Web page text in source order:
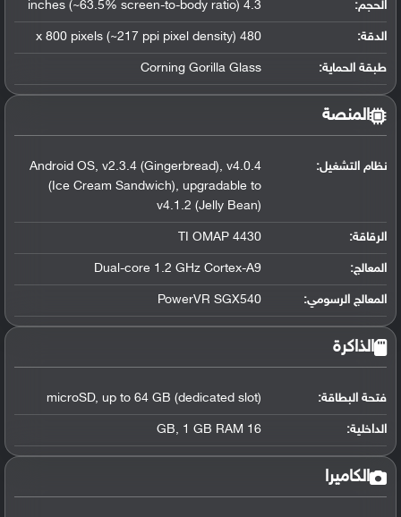
الحجم: 4.3 inches (~63.5% screen-to-body ratio)
الدقة: 480 x 800 pixels (~217 ppi pixel density)
طبقة الحماية: Corning Gorilla Glass
المنصة
نظام التشغيل:
Android OS, v2.3.4 (Gingerbread), v4.0.4
(Ice Cream Sandwich), upgradable to
v4.1.2 (Jelly Bean)
الرقاقة:
TI OMAP 4430
المعالج:
Dual-core 1.2 GHz Cortex-A9
المعالج الرسومي:
PowerVR SGX540
الذاكرة
فتحة البطاقة: microSD, up to 64 GB (dedicated slot)
الداخلية: 16 GB, 1 GB RAM
الكاميرا